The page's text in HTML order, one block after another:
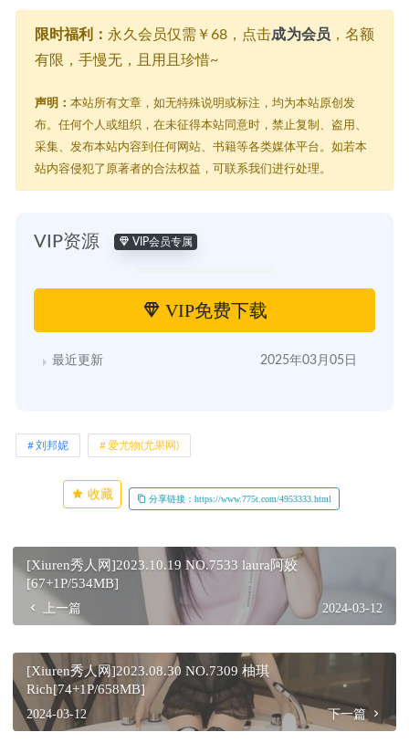
限时福利： 永久会员仅需￥68，点击成为会员 ，名额
有限，手慢无，且用且珍惜~
声明： 本站所有文章，如无特殊说明或标注，均为本站原创发
布。任何个人或组织，在未征得本站同意时，禁止复制、盗用、
采集、发布本站内容到任何网站、书籍等各类媒体平台。如若本
站内容侵犯了原著者的合法权益，可联系我们进行处理。
VIP资源 VIP会员专属
VIP免费下载
最近更新 2025年03月05日
刘邦妮 爱尤物(尤果网)
收藏 分享链接：https://www.775t.com/4953333.html
[Xiuren秀人网]2023.10.19 NO.7533 laura阿姣
[67+1P/534MB]
上一篇 2024-03-12
[Xiuren秀人网]2023.08.30 NO.7309 柚琪
Rich[74+1P/658MB]
2024-03-12 下一篇